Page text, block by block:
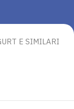
E SIMILARI